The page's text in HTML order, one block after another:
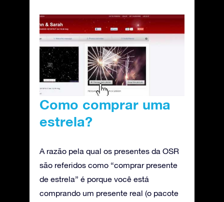
Como comprar uma
estrela?
A razão pela qual os presentes da OSR
são referidos como “comprar presente
de estrela” é porque você está
comprando um presente real (o pacote